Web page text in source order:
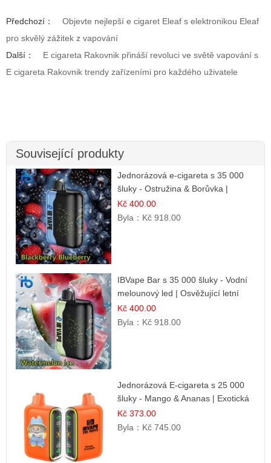
Předchozí：
Objevte nejlepší e cigaret Eleaf s elektronikou Eleaf
pro skvělý zážitek z vapování
Další：
E cigareta Rakovnik přináší revoluci ve světě vapování s
E cigareta Rakovnik trendy zařízeními pro každého uživatele
Související produkty
Jednorázová e-cigareta s 35 000
šluky - Ostružina & Borůvka |
Intenzivní lesní směs
Kč 400.00
Byla： Kč 918.00
IBVape Bar s 35 000 šluky - Vodní
melounový led | Osvěžující letní
příchuť
Kč 400.00
Byla： Kč 918.00
Jednorázová E-cigareta s 25 000
šluky - Mango & Ananas | Exotická
ovocná směs
Kč 373.00
Byla： Kč 745.00